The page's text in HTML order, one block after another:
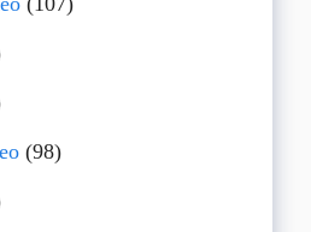
(98)